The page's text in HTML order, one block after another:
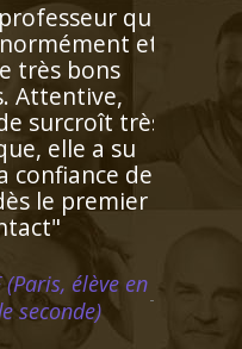
STOODY a
confiance à
qui a
"perdu
Il renouvelle
sur cette
ses objectifs;
pour les
résultats